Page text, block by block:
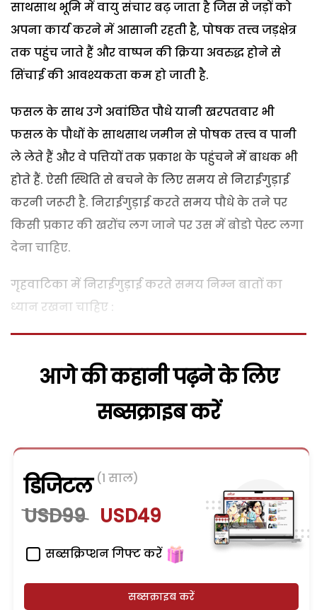
साथसाथ भूमि में वायु संचार बढ़ जाता है जिस से जड़ों को
अपना कार्य करने में आसानी रहती है, पोषक तत्त्व जड़क्षेत्र
तक पहुंच जाते हैं और वाष्पन की क्रिया अवरुद्ध होने से
सिंचाई की आवश्यकता कम हो जाती है.
फसल के साथ उगे अवांछित पौधे यानी खरपतवार भी
फसल के पौधों के साथसाथ जमीन से पोषक तत्त्व व पानी
ले लेते हैं और वे पत्तियों तक प्रकाश के पहुंचने में बाधक भी
होते हैं. ऐसी स्थिति से बचने के लिए समय से निराईगुड़ाई
करनी जरूरी है. निराईगुड़ाई करते समय पौधे के तने पर
किसी प्रकार की खरोंच लग जाने पर उस में बोडो पेस्ट लगा
देना चाहिए.
गृहवाटिका में निराईगुड़ाई करते समय निम्न बातों का
ध्यान रखना चाहिए :
आगे की कहानी पढ़ने के लिए
सब्सक्राइब करें
डिजिटल (1 साल)
USD99 USD49
सब्सक्रिप्शन गिफ्ट करें
सब्सक्राइब करें